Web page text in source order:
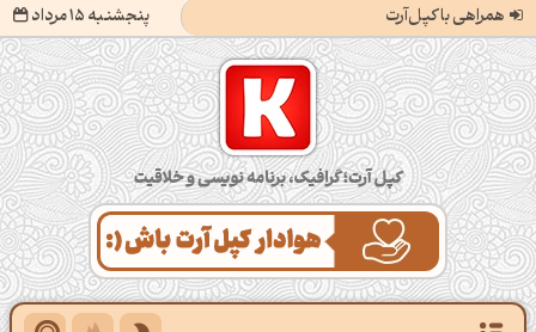
همراهی با کپل‌آرت پنجشنبه 15 مرداد
کپل‌آرت؛ گرافیک، برنامه‌نویسی و خلاقیت